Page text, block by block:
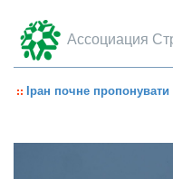
Ассоциация
Іран почне